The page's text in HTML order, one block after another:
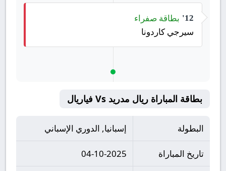
12'
بطاقة صفراء
سيرجي كاردونا
بطاقة المباراة ريال مدريد Vs فياريال
البطولة إسبانيا, الدوري الإسباني
تاريخ المباراة 04-10-2025